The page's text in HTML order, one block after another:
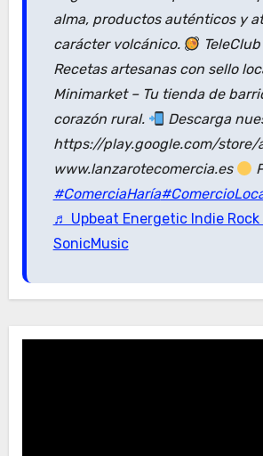
alma, productos auténticos y
carácter volcánico.
Recetas artesanas con sello
Minimarket – Tu tienda de
corazón rural.
Descarga
https://play.google.com/
www.lanzarotecomercia.es
#ComerciaHaría
♬ Upbeat Energetic Indie Rock
SonicMusic